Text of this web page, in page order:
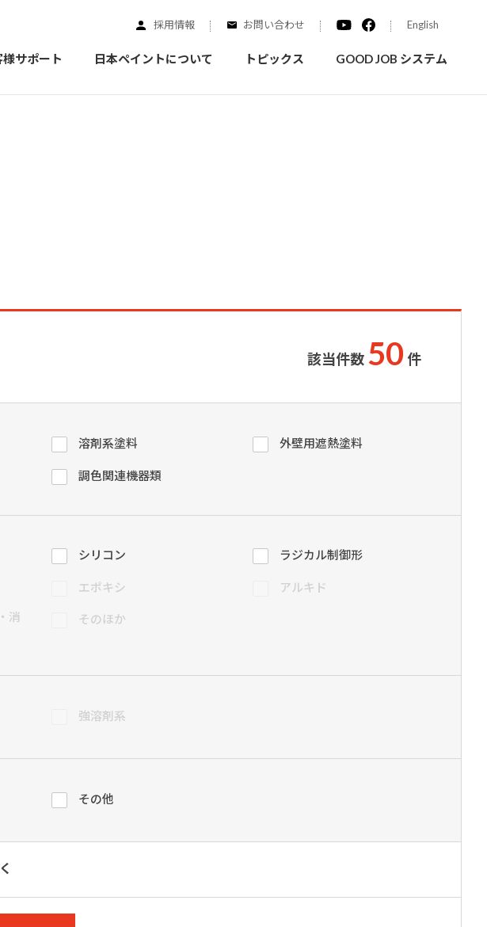
採用情報 お問い合わせ English
重防食用塗料 自動車補修用塗料
パーフェクトシリーズ
ダイヤモンドコート加盟施工店がお届けする
品質重視の戸建て住宅システムはこちら
様サポート 日本ペイントについて
個人情報の取扱いについて
トピックス GOOD JOB システム
該当件数 50 件
溶剤系塗料 外壁用遮熱塗料
調色関連機器類
シリコン ラジカル制御形
エポキシ アルキド
消
そのほか
強溶剤系
その他